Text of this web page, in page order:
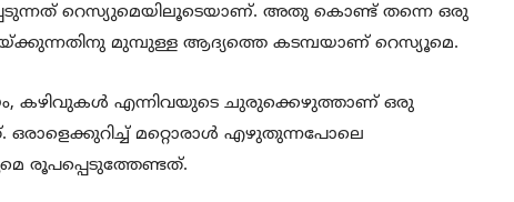
റെസ്യുമെയിലൂടെയാണ്. അതു കൊണ്ട് തന്നെ ഒരു
മുമ്പുള്ള ആദ്യത്തെ കടമ്പയാണ് റെസ്യൂമെ.
കഴിവുകള്‍ എന്നിവയുടെ ചുരുക്കെഴുത്താണ് ഒരു
ഒരാളെക്കുറിച്ച് മറ്റൊരാള്‍ എഴുതുന്നപോലെ
രൂപപ്പെടുത്തേണ്ടത്.